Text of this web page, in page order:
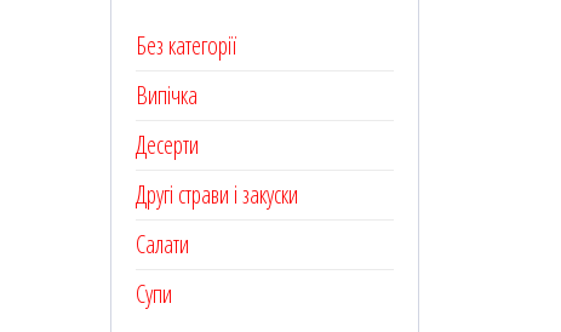
Без категорії
Випічка
Десерти
Другі страви і закуски
Салати
Супи